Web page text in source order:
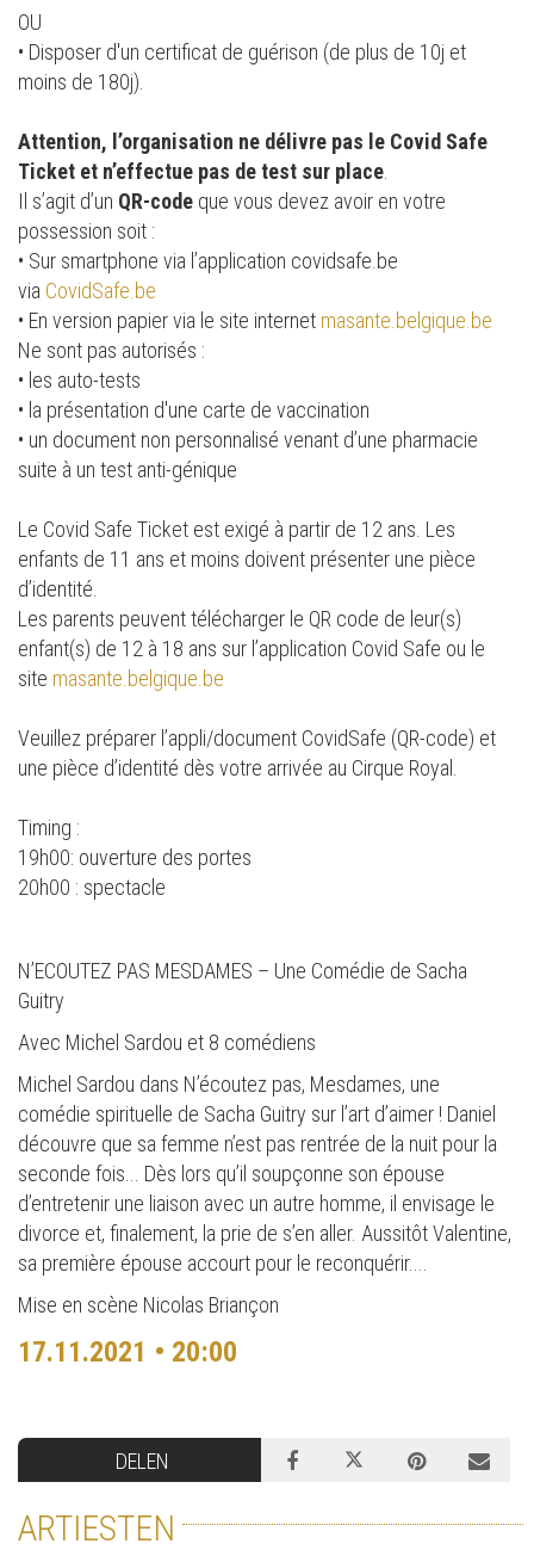
OU
• Disposer d'un certificat de guérison (de plus de 10j et
moins de 180j).
Attention, l’organisation ne délivre pas le Covid Safe
Ticket et n’effectue pas de test sur place
Il s’agit d’un QR-code que vous devez avoir en votre
possession soit :
• Sur smartphone via l’application covidsafe.be
via CovidSafe.be
• En version papier via le site internet masante.belgique.be
Ne sont pas autorisés :
• les auto-tests
• la présentation d'une carte de vaccination
• un document non personnalisé venant d’une pharmacie
suite à un test anti-génique
Le Covid Safe Ticket est exigé à partir de 12 ans. Les
enfants de 11 ans et moins doivent présenter une pièce
d’identité.
Les parents peuvent télécharger le QR code de leur(s)
enfant(s) de 12 à 18 ans sur l’application Covid Safe ou le
site masante.belgique.be
Veuillez préparer l’appli/document CovidSafe (QR-code) et
une pièce d’identité dès votre arrivée au Cirque Royal.
Timing :
19h00: ouverture des portes
20h00 : spectacle
N’ECOUTEZ PAS MESDAMES – Une Comédie de Sacha
Guitry
Avec Michel Sardou et 8 comédiens
Michel Sardou dans N’écoutez pas, Mesdames, une
comédie spirituelle de Sacha Guitry sur l’art d’aimer ! Daniel
découvre que sa femme n’est pas rentrée de la nuit pour la
seconde fois... Dès lors qu’il soupçonne son épouse
d’entretenir une liaison avec un autre homme, il envisage le
divorce et, finalement, la prie de s’en aller. Aussitôt Valentine,
sa première épouse accourt pour le reconquérir....
Mise en scène Nicolas Briançon
17.11.2021 • 20:00
DELEN
ARTIESTEN